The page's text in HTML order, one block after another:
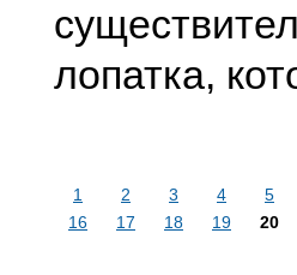
лопатка,
1 2 3 4 5
16
17 18 19 20